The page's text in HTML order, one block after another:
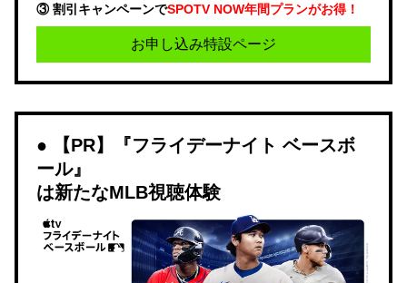
③ 割引キャンペーンでSPOTV NOW年間プランがお得！
お申し込み特設ページ
【PR】『フライデーナイト ベースボ
ール』
は新たなMLB視聴体験